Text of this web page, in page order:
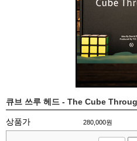
큐브 쓰루 헤드 - The Cube
상품가 280,000원